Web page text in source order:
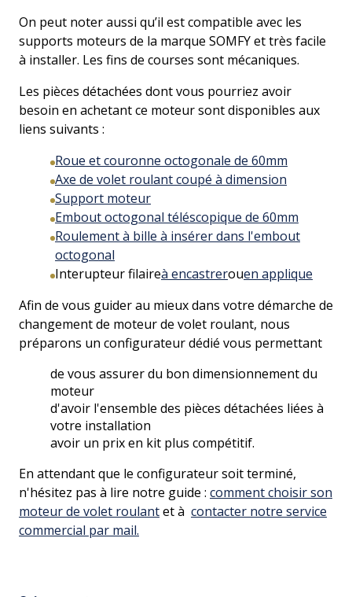
On peut noter aussi qu’il est compatible avec les
supports moteurs de la marque SOMFY et très facile
à installer. Les fins de courses sont mécaniques.
Les pièces détachées dont vous pourriez avoir
besoin en achetant ce moteur sont disponibles aux
liens suivants :
Roue et couronne octogonale de 60mm
Axe de volet roulant coupé à dimension
Support moteur
Embout octogonal téléscopique de 60mm
Roulement à bille à insérer dans l'embout
octogonal
Interupteur filaireà encastrerouen applique
Afin de vous guider au mieux dans votre démarche de
changement de moteur de volet roulant, nous
préparons un configurateur dédié vous permettant
de vous assurer du bon dimensionnement du
moteur
d'avoir l'ensemble des pièces détachées liées à
votre installation
avoir un prix en kit plus compétitif.
En attendant que le configurateur soit terminé,
n'hésitez pas à lire notre guide : comment choisir son
moteur de volet roulantet à contacter notre service
commercial par mail.